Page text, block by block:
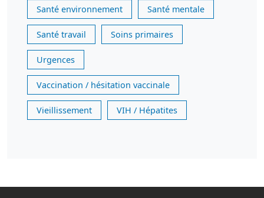
Santé environnement Santé mentale
Santé travail Soins primaires
Urgences
Vaccination / hésitation vaccinale
Vieillissement VIH / Hépatites